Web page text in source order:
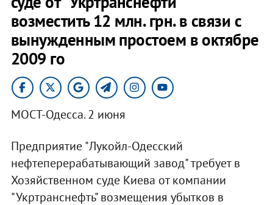
возместить 12 млн. грн. в связи с
вынужденным простоем в октябре
2009 го
МОСТ-Одесса. 2 июня
Предприятие "Лукойл-Одесский
нефтеперерабатывающий завод" требует в
Хозяйственном суде Киева от компании
"Укртранснефть" возмещения убытков в